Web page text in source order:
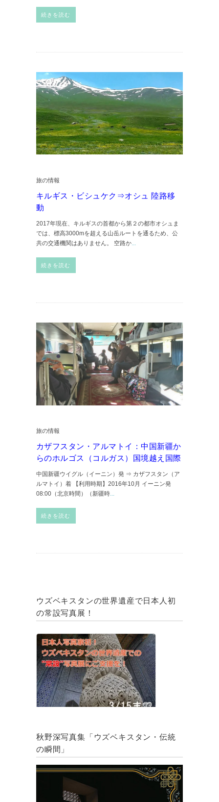
続きを読む
旅の情報
キルギス・ビシュケク⇒オシュ 陸路移
動
2017年現在、キルギスの首都から第２の都市オシュま
では、標高3000mを超える山岳ルートを通るため、公
共の交通機関はありません。 空路か...
続きを読む
旅の情報
カザフスタン・アルマトイ：中国新疆か
らのホルゴス（コルガス）国境越え国際
中国新疆ウイグル（イーニン）発 ⇒ カザフスタン（ア
ルマトイ）着 【利用時期】2016年10月 イーニン発
08:00（北京時間）（新疆時...
続きを読む
ウズベキスタンの世界遺産で日本人初
の常設写真展！
秋野深写真集「ウズベキスタン・伝統
の瞬間」